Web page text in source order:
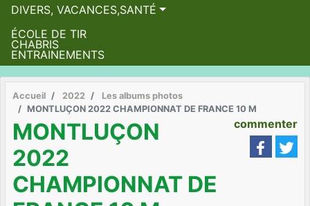
DIVERS, VACANCES,SANTÉ
ÉCOLE DE TIR
CHABRIS
ENTRAINEMENTS
Accueil 2022
Les albums photos
MONTLUÇON 2022 CHAMPIONNAT DE FRANCE 10 M
commenter
MONTLUÇON
2022
CHAMPIONNAT DE